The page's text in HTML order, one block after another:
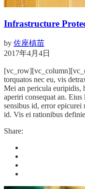
Infrastructure
by 佐座槙苗
2017年4月4日
torquatos nec eu, vis
Mei an pericula euripidis,
aperiri consequat an.
sensibus id, error epicurei
id. Vis ei rationibus
Share: